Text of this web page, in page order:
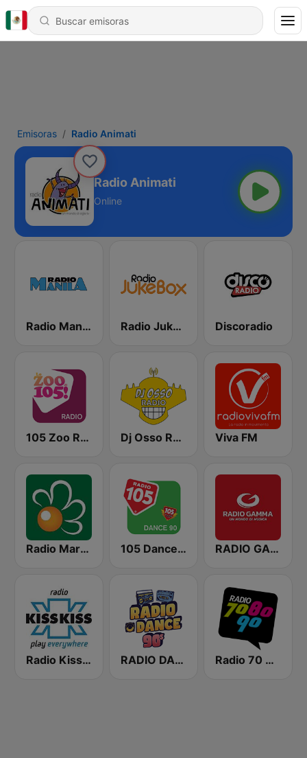
Emisoras Radio Animati
Radio Animati
Online
Radio Manila Radio Jukebox Discoradio
105 Zoo Radio Dj Osso Radio Viva FM
Radio Margherita 105 Dance 90 RADIO GAMMA
Radio Kiss Kiss RADIO DANCE anni 90 Radio 70 80 90